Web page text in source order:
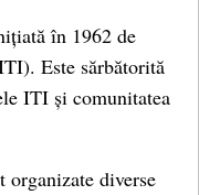
în 1962 de
Este sărbătorită
ITI și comunitatea
organizate diverse